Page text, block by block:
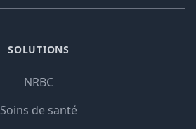
SOLUTIONS
NRBC
Soins de santé